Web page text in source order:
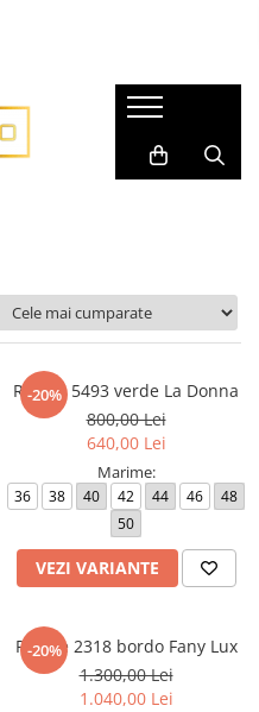
-20%
Rochie 5493 verde La Donna
800,00 Lei
640,00 Lei
Marime:
36 38 40 42 44 46
48
50
VEZI VARIANTE
-20%
Rochie 2318 bordo Fany Lux
1.300,00 Lei
1.040,00 Lei